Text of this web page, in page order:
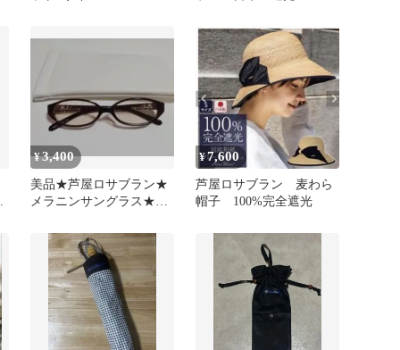
雨兼用
¥3,400
美品★芦屋ロサブラン★
メラニンサングラス★ク
¥7,600
芦屋ロサブラン 麦わら
帽子 100%完全遮光